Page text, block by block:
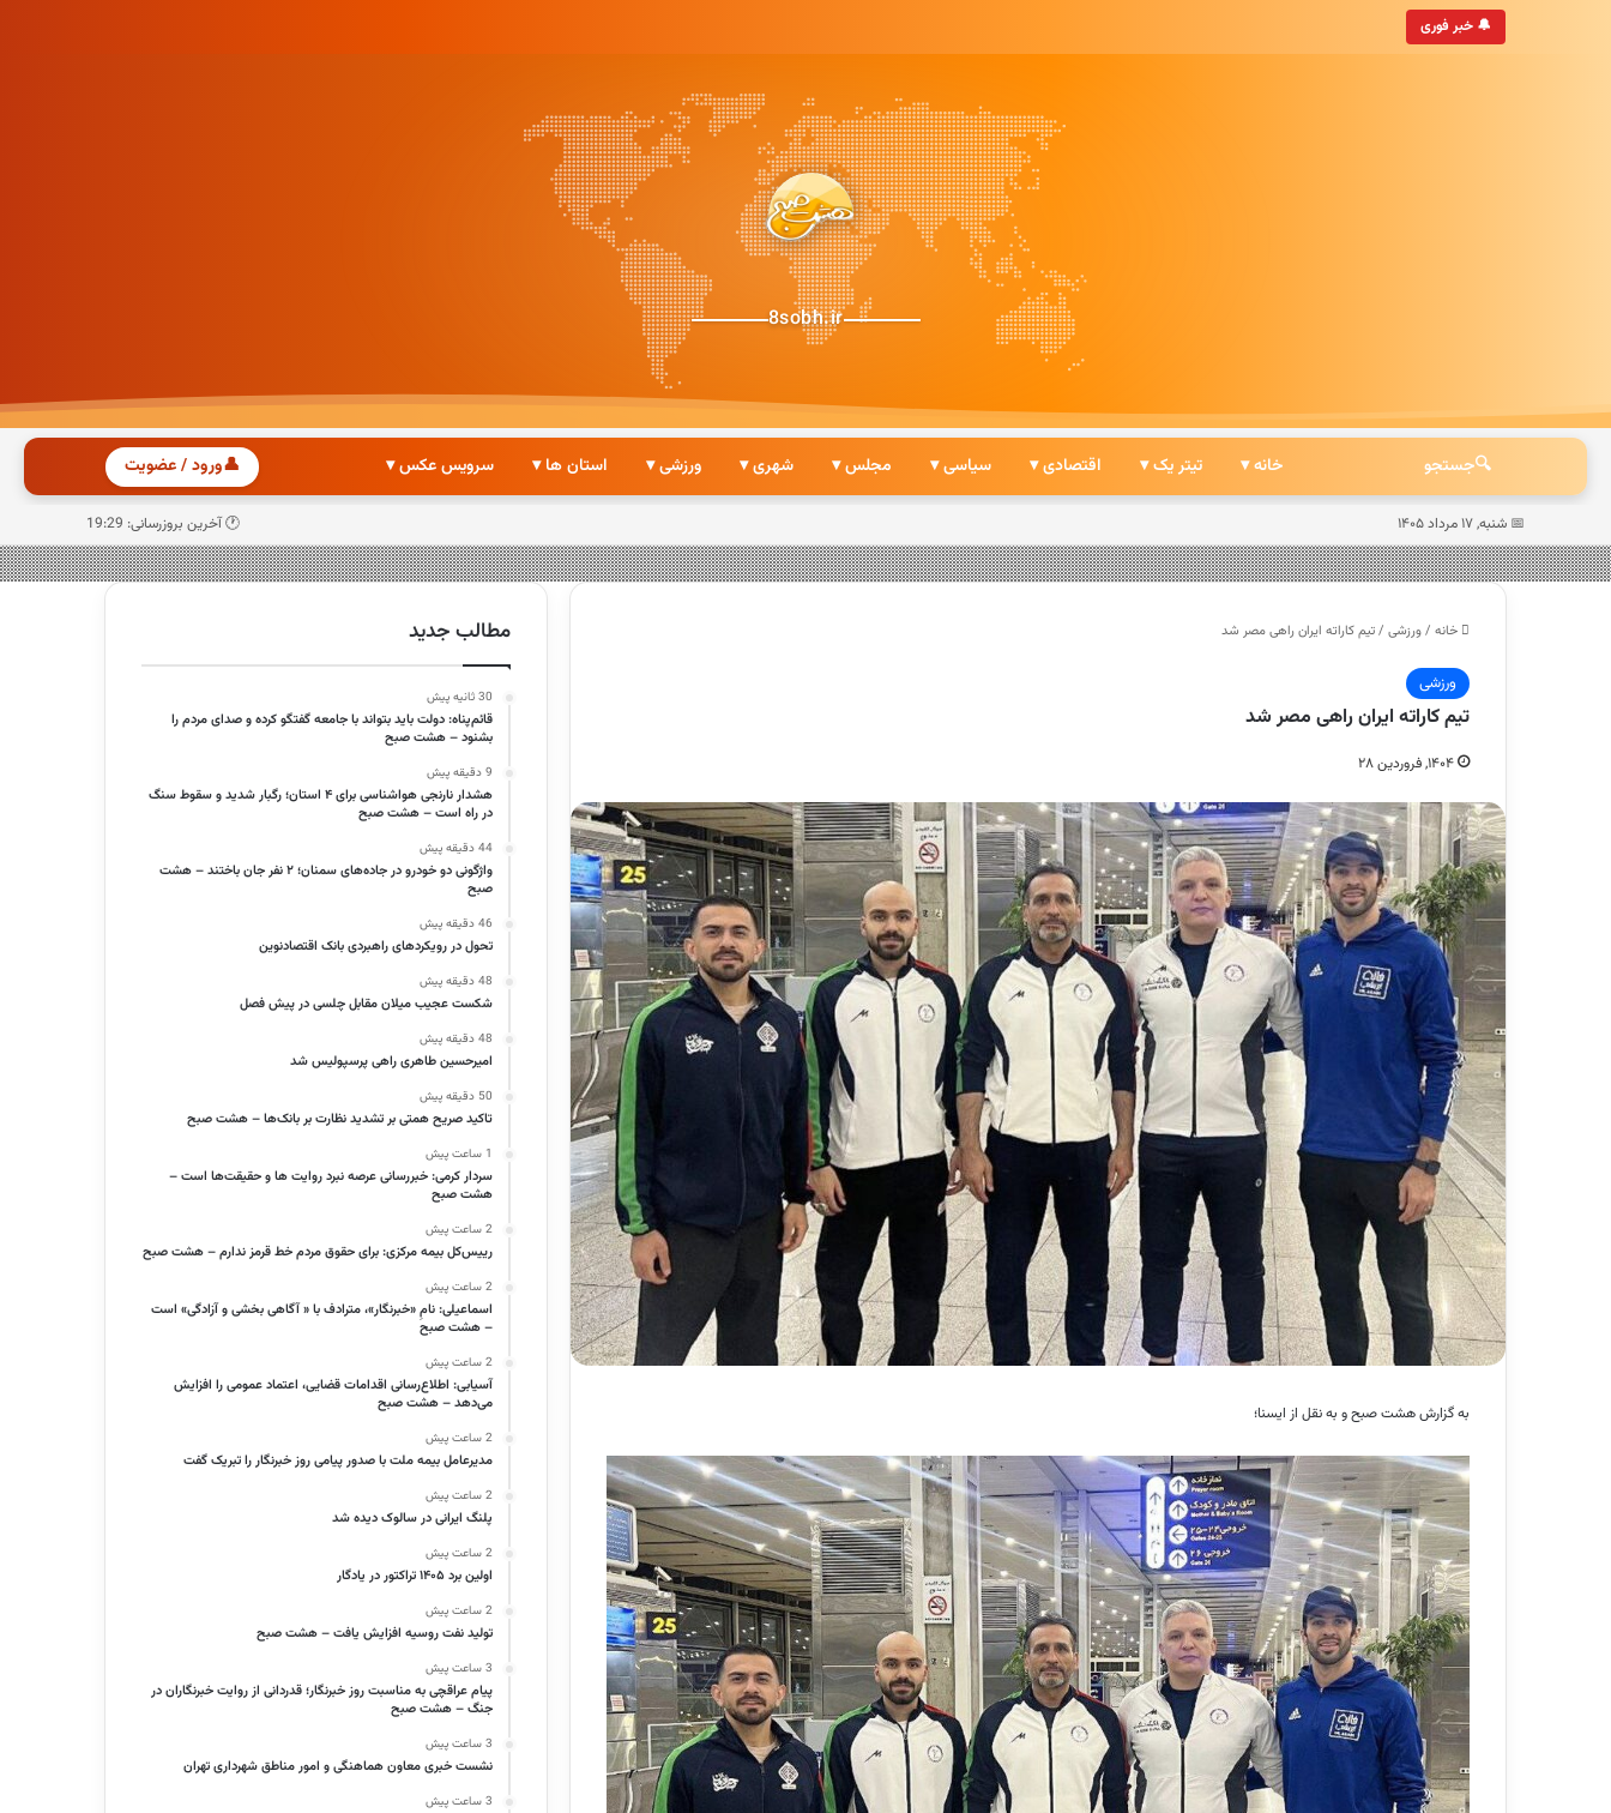
🔔 خبر فوری
• به‌روزترین خبرگزاری ایرانی
8sobh.ir
🔍جستجو خانه ▾ تیتر یک ▾ اقتصادی ▾ سیاسی ▾ مجلس ▾ شهری ▾ ورزشی ▾ استان ها ▾ سرویس عکس ▾ 👤ورود / عضویت
📅 شنبه, ۱۷ مرداد ۱۴۰۵ 🕐 آخرین بروزرسانی: 19:29
خانه /ورزشی /تیم کاراته ایران راهی مصر شد
ورزشی
تیم کاراته ایران راهی مصر شد
۱۴۰۴, فروردین ۲۸
به گزارش هشت صبح و به نقل از ایسنا؛
مطالب جدید
30 ثانیه پیش
قائم‌پناه: دولت باید بتواند با جامعه گفتگو کرده و صدای مردم را
بشنود – هشت صبح
9 دقیقه پیش
هشدار نارنجی هواشناسی برای ۴ استان؛ رگبار شدید و سقوط سنگ
در راه است – هشت صبح
44 دقیقه پیش
واژگونی دو خودرو در جاده‌های سمنان؛ ۲ نفر جان باختند – هشت
صبح
46 دقیقه پیش
تحول در رویکردهای راهبردی بانک اقتصادنوین
48 دقیقه پیش
شکست عجیب میلان مقابل چلسی در پیش فصل
48 دقیقه پیش
امیرحسین طاهری راهی پرسپولیس شد
50 دقیقه پیش
تاکید صریح همتی بر تشدید نظارت بر بانک‌ها – هشت صبح
1 ساعت پیش
سردار کرمی: خبررسانی عرصه نبرد روایت ها و حقیقت‌ها است –
هشت صبح
2 ساعت پیش
رییس‌کل بیمه مرکزی: برای حقوق مردم خط قرمز ندارم – هشت صبح
2 ساعت پیش
اسماعیلی: نامِ «خبرنگار»، مترادف با « آگاهی بخشی و آزادگی» است
– هشت صبح
2 ساعت پیش
آسیابی: اطلاع‌رسانی اقدامات قضایی، اعتماد عمومی را افزایش
می‌دهد – هشت صبح
2 ساعت پیش
مدیرعامل بیمه ملت با صدور پیامی روز خبرنگار را تبریک گفت
2 ساعت پیش
پلنگ ایرانی در سالوک دیده شد
2 ساعت پیش
اولین برد ۱۴۰۵ تراکتور در یادگار
2 ساعت پیش
تولید نفت روسیه افزایش یافت – هشت صبح
3 ساعت پیش
پیام عراقچی به مناسبت روز خبرنگار؛ قدردانی از روایت خبرنگاران در
جنگ – هشت صبح
3 ساعت پیش
نشست خبری معاون هماهنگی و امور مناطق شهرداری تهران
3 ساعت پیش